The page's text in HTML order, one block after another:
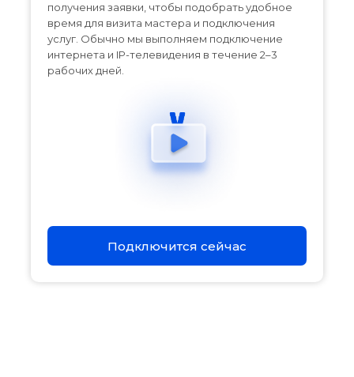
Подключится сейчас
получения заявки, чтобы подобрать удобное
время для визита мастера и подключения
услуг. Обычно мы выполняем подключение
интернета и IP-телевидения в течение 2–3
рабочих дней.